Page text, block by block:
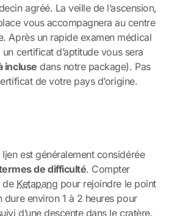
agréé. La veille de l’ascension,
vous accompagnera au centre
Après un rapide examen médical
certificat d’aptitude vous sera
incluse dans notre package). Pas
de votre pays d’origine.
Ijen est généralement considérée
de difficulté. Compter
de Ketapang pour rejoindre le point
dure environ 1 à 2 heures pour
d’une descente dans le cratère.